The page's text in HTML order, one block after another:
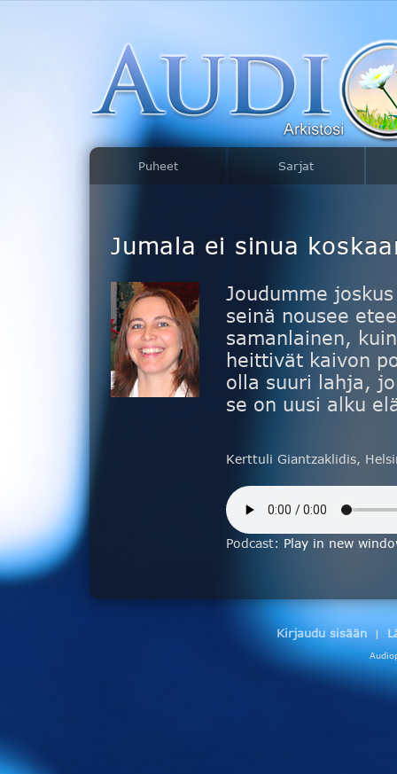
Puheet Sarjat
Jumala ei sinua
Joudumme
seinä nousee
samanlainen,
heittivät kaivon
olla suuri lahja,
se on uusi alku
Kerttuli Giantzaklidis,
Podcast: Play in new
Kirjaudu sisään